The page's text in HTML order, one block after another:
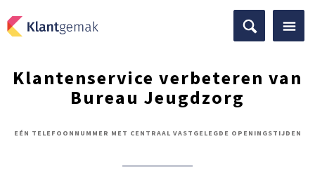
Klantenservice verbeteren van
Bureau Jeugdzorg
EÉN TELEFOONNUMMER MET CENTRAAL VASTGELEGDE OPENINGSTIJDEN